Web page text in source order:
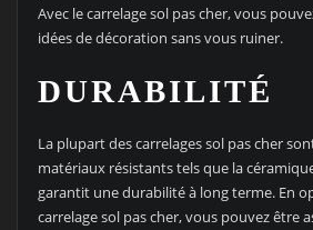
Avec le carrelage sol pas cher, vous
idées de décoration sans vous ruiner.
DURABILITÉ
La plupart des carrelages sol pas cher
matériaux résistants tels que la
garantit une durabilité à long terme. En
carrelage sol pas cher, vous pouvez être